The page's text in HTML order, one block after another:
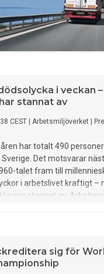
i veckan
stannat av
CEST Arbetsmiljöverket
har totalt 490
Det motsvarar
talet fram till
i arbetslivet kraftigt –
stannat av.
rätt skyddsåtgärder.
sig för